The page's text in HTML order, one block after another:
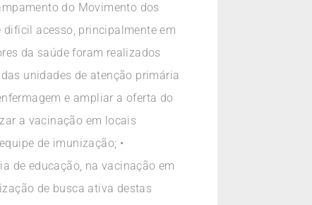
do Movimento dos
acesso, principalmente em
da saúde foram realizados
unidades de atenção primária
e ampliar a oferta do
a vacinação em locais
de imunização; •
de educação, na vacinação em
de busca ativa destas